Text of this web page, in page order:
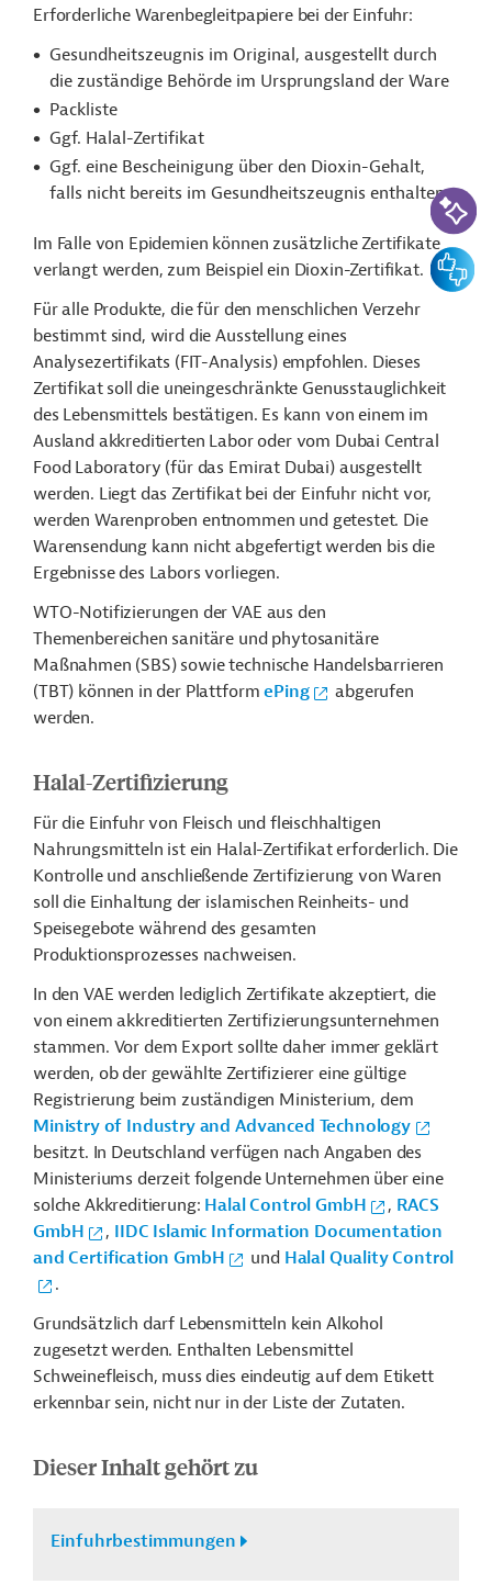
Erforderliche Warenbegleitpapiere bei der Einfuhr:
Gesundheitszeugnis im Original, ausgestellt durch
die zuständige Behörde im Ursprungsland der Ware
Packliste
Ggf. Halal-Zertifikat
Ggf. eine Bescheinigung über den Dioxin-Gehalt,
falls nicht bereits im Gesundheitszeugnis enthalten.
Im Falle von Epidemien können zusätzliche Zertifikate
verlangt werden, zum Beispiel ein Dioxin-Zertifikat.
Für alle Produkte, die für den menschlichen Verzehr
bestimmt sind, wird die Ausstellung eines
Analysezertifikats (FIT-Analysis) empfohlen. Dieses
Zertifikat soll die uneingeschränkte Genusstauglichkeit
des Lebensmittels bestätigen. Es kann von einem im
Ausland akkreditierten Labor oder vom Dubai Central
Food Laboratory (für das Emirat Dubai) ausgestellt
werden. Liegt das Zertifikat bei der Einfuhr nicht vor,
werden Warenproben entnommen und getestet. Die
Warensendung kann nicht abgefertigt werden bis die
Ergebnisse des Labors vorliegen.
WTO-Notifizierungen der VAE aus den
Themenbereichen sanitäre und phytosanitäre
Maßnahmen (SBS) sowie technische Handelsbarrieren
(TBT) können in der PlattformePing
abgerufen
werden.
Halal-Zertifizierung
Für die Einfuhr von Fleisch und fleischhaltigen
Nahrungsmitteln ist ein Halal-Zertifikat erforderlich. Die
Kontrolle und anschließende Zertifizierung von Waren
soll die Einhaltung der islamischen Reinheits- und
Speisegebote während des gesamten
Produktionsprozesses nachweisen.
In den VAE werden lediglich Zertifikate akzeptiert, die
von einem akkreditierten Zertifizierungsunternehmen
stammen. Vor dem Export sollte daher immer geklärt
werden, ob der gewählte Zertifizierer eine gültige
Registrierung beim zuständigen Ministerium, dem
Ministry of Industry and Advanced Technology
besitzt. In Deutschland verfügen nach Angaben des
Ministeriums derzeit folgende Unternehmen über eine
solche Akkreditierung: Halal Control GmbH , RACS
GmbH
, IIDC Islamic Information Documentation
and Certification GmbH
und Halal Quality Control
.
Grundsätzlich darf Lebensmitteln kein Alkohol
zugesetzt werden. Enthalten Lebensmittel
Schweinefleisch, muss dies eindeutig auf dem Etikett
erkennbar sein, nicht nur in der Liste der Zutaten.
Dieser Inhalt gehört zu
Einfuhrbestimmungen
KI-